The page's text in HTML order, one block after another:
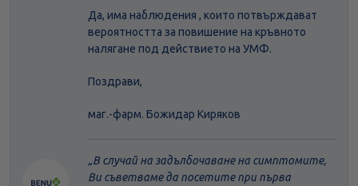
Да, има наблюдения , които потвърждават
вероятността за повишение на кръвното
налягане под действието на УМФ.
Поздрави,
маг.-фарм. Божидар Киряков
В случай на задълбочаване на симптомите,
Ви съветваме да посетите при първа